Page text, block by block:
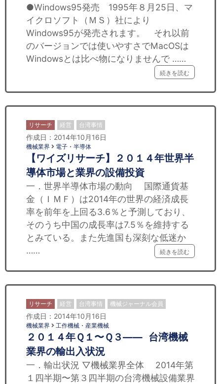
●Windows95発売 1995年８月25日、マ
イクロソフト（ＭＳ）社により
Windows95が発売されます。 それ以前
のバージョンでは使いやすさでMacOSは
Windowsとは比べ物になりませんで ……
続きを読む
リサーチ 経営 台湾事情
作成日：2014年10月16日
機械業界 電子・半導体
【ワイズリサーチ】２０１４年世界半
導体市場と業界の設備投資
一．世界半導体市場の動向 国際通貨基
金（ＩＭＦ）は2014年の世界の経済成長
率を前年を上回る3.6％と予測しており、
そのうち中国の成長率は7.5％を維持する
とみている。また先進国も深刻な低迷か
……
続きを読む
リサーチ 経営 台湾事情 機械ジャーナル会員
作成日：2014年10月16日
機械業界 工作機械・産業機械
２０１４年Ｑ１〜Ｑ３—— 台湾機械
業界の輸出入状況
一．輸出状況 ▽機械業界全体 2014年第
１四半期〜第３四半期の台湾機械設備業界